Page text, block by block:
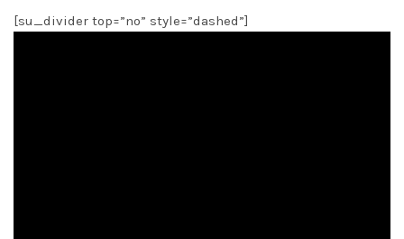
[su_divider top=”no” style=”dashed”]